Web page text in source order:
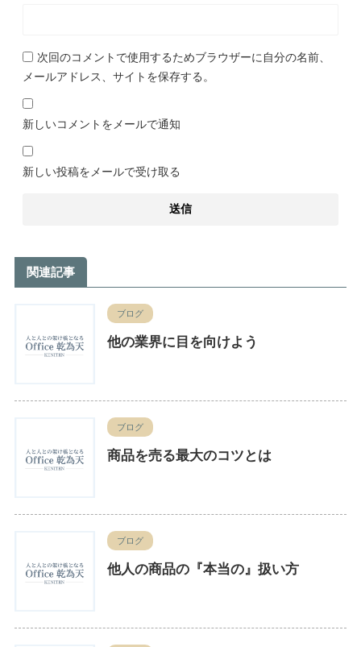
次回のコメントで使用するためブラウザーに自分の名前、
メールアドレス、サイトを保存する。
新しいコメントをメールで通知
新しい投稿をメールで受け取る
関連記事
ブログ
他の業界に目を向けよう
ブログ
商品を売る最大のコツとは
ブログ
他人の商品の『本当の』扱い方